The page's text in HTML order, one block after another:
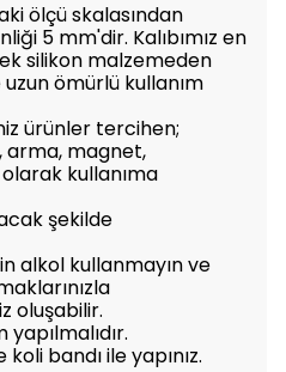
ölçü skalasından
5 mm'dir. Kalıbımız en
silikon malzemeden
ömürlü kullanım
ürünler tercihen;
arma, magnet,
kullanıma
şekilde
alkol kullanmayın ve
oluşabilir.
bandı ile yapınız.